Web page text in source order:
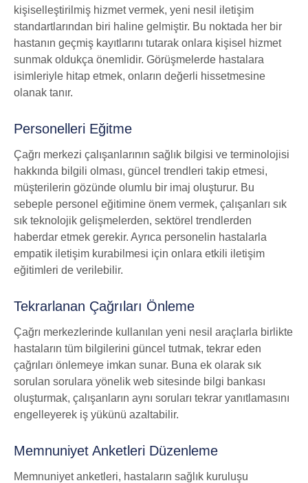
kişiselleştirilmiş hizmet vermek, yeni nesil iletişim
standartlarından biri haline gelmiştir. Bu noktada her bir
hastanın geçmiş kayıtlarını tutarak onlara kişisel hizmet
sunmak oldukça önemlidir. Görüşmelerde hastalara
isimleriyle hitap etmek, onların değerli hissetmesine
olanak tanır.
Personelleri Eğitme
Çağrı merkezi çalışanlarının sağlık bilgisi ve terminolojisi
hakkında bilgili olması, güncel trendleri takip etmesi,
müşterilerin gözünde olumlu bir imaj oluşturur. Bu
sebeple personel eğitimine önem vermek, çalışanları sık
sık teknolojik gelişmelerden, sektörel trendlerden
haberdar etmek gerekir. Ayrıca personelin hastalarla
empatik iletişim kurabilmesi için onlara etkili iletişim
eğitimleri de verilebilir.
Tekrarlanan Çağrıları Önleme
Çağrı merkezlerinde kullanılan yeni nesil araçlarla birlikte
hastaların tüm bilgilerini güncel tutmak, tekrar eden
çağrıları önlemeye imkan sunar. Buna ek olarak sık
sorulan sorulara yönelik web sitesinde bilgi bankası
oluşturmak, çalışanların aynı soruları tekrar yanıtlamasını
engelleyerek iş yükünü azaltabilir.
Memnuniyet Anketleri Düzenleme
Memnuniyet anketleri, hastaların sağlık kuruluşu